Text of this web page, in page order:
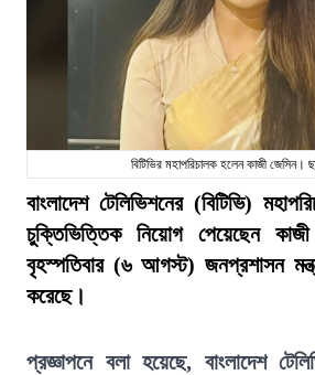
বিটিভির মহাপরিচালক হলেন কাজী জেসিন।
বাংলাদেশ টেলিভিশনের (বিটিভি)
চুক্তিভিত্তিক নিয়োগ পেয়েছেন
বৃহস্পতিবার (৬ আগস্ট) জনপ্রশাসন
করেছে।
প্রজ্ঞাপনে বলা হয়েছে, বাংলাদেশ